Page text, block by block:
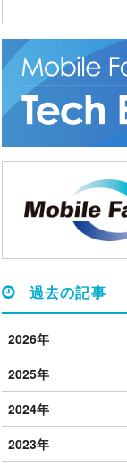
過去の記事
2026年
2025年
2024年
2023年